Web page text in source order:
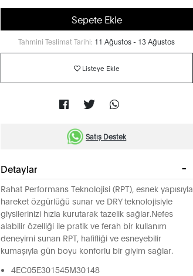
Sepete Ekle
Tahmini Teslimat Tarihi: 11 Ağustos - 13 Ağustos
Listeye Ekle
Satış Destek
Detaylar
Rahat Performans Teknolojisi (RPT), esnek yapısıyla
hareket özgürlüğü sunar ve DRY teknolojisiyle
giysilerinizi hızla kurutarak tazelik sağlar.Nefes
alabilir özelliği ile pratik ve ferah bir kullanım
deneyimi sunan RPT, hafifliği ve esneyebilir
kumaşıyla gün boyu konforlu bir giyim sağlar.
4EC05E301545M30148